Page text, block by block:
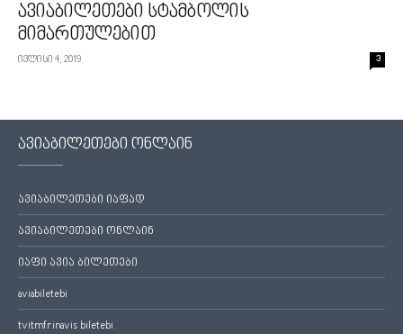
ავიაბილეთები სტამბოლის
მიმართულებით
ივლისი 4, 2019 3
ავიაბილეთები ონლაინ
ავიაბილეთები იაფად
ავიაბილეთები ონლაინ
იაფი ავია ბილეთები
aviabiletebi
tvitmfrinavis biletebi